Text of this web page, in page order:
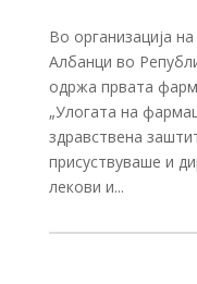
Во организација
Албанци во
одржа првата
„Улогата на
здравствена
присуствуваше и
лекови и...